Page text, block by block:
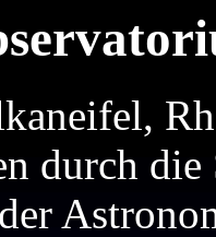
durch